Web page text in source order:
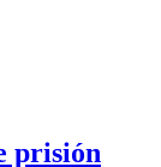
prisión